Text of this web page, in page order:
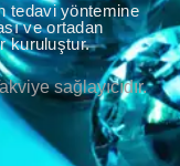
tedavi yöntemine
ve ortadan
kuruluştur.
sağlayıcıdır.